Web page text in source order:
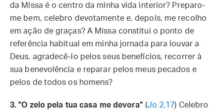
da Missa é o centro da minha vida interior? Preparo-
me bem, celebro devotamente e, depois, me recolho
em ação de graças? A Missa constitui o ponto de
referência habitual em minha jornada para louvar a
Deus, agradecê-lo pelos seus benefícios, recorrer à
sua benevolência e reparar pelos meus pecados e
pelos de todos os homens?
3. "O zelo pela tua casa me devora" (Jo 2,17) Celebro